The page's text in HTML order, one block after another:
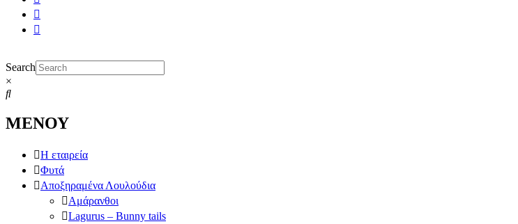
Search
×
ΜΕΝΟΥ
Η εταιρεία
Φυτά
Αποξηραμένα Λουλούδια
Αμάρανθοι
Lagurus – Bunny tails